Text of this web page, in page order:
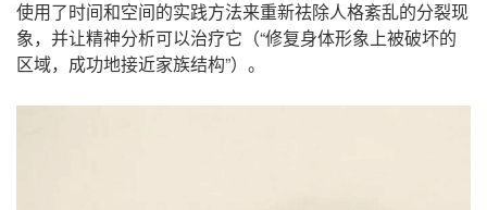
使用了时间和空间的实践方法来重新祛除人格紊乱的分裂现
象 ， 并让精神分析可以治疗它（“修复身体形象上被破坏的
区域， 成功地接近家族结构”） 。